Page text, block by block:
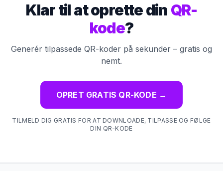
Klar til at oprette din QR-
kode?
Generér tilpassede QR-koder på sekunder – gratis og
nemt.
OPRET GRATIS QR-KODE →
TILMELD DIG GRATIS FOR AT DOWNLOADE, TILPASSE OG FØLGE
DIN QR-KODE